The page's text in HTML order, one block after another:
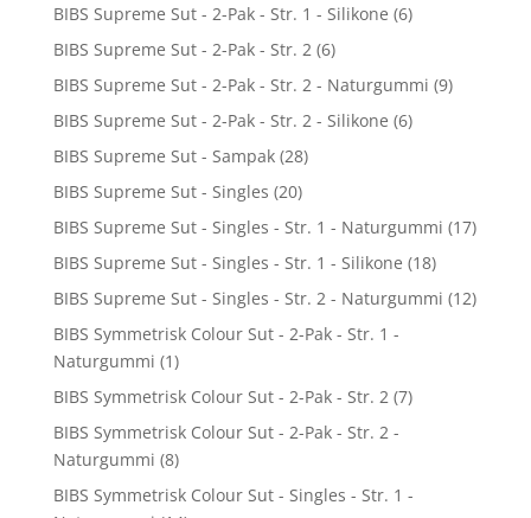
BIBS Supreme Sut - 2-Pak - Str. 1 - Silikone (6)
BIBS Supreme Sut - 2-Pak - Str. 2 (6)
BIBS Supreme Sut - 2-Pak - Str. 2 - Naturgummi (9)
BIBS Supreme Sut - 2-Pak - Str. 2 - Silikone (6)
BIBS Supreme Sut - Sampak (28)
BIBS Supreme Sut - Singles (20)
BIBS Supreme Sut - Singles - Str. 1 - Naturgummi (17)
BIBS Supreme Sut - Singles - Str. 1 - Silikone (18)
BIBS Supreme Sut - Singles - Str. 2 - Naturgummi (12)
BIBS Symmetrisk Colour Sut - 2-Pak - Str. 1 -
Naturgummi (1)
BIBS Symmetrisk Colour Sut - 2-Pak - Str. 2 (7)
BIBS Symmetrisk Colour Sut - 2-Pak - Str. 2 -
Naturgummi (8)
BIBS Symmetrisk Colour Sut - Singles - Str. 1 -